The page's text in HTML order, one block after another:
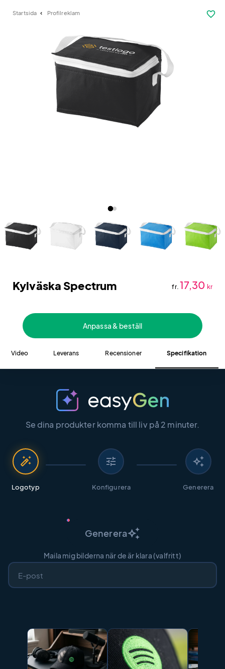
Startsida Profilreklam favorite_border
Kylväska Spectrum fr. 17,30 kr
Anpassa & beställ
Video Leverans Recensioner Specifikation
Se dina produkter komma till liv på 2 minuter.
auto_fix_high
Logotyp
tune
Konfigurera
auto_awesome
Generera
Genereraauto_awesome
Maila mig bilderna när de är klara (valfritt)